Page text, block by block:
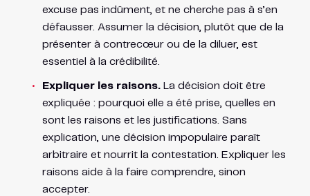
excuse pas indûment, et ne cherche pas à s’en
défausser. Assumer la décision, plutôt que de la
présenter à contrecœur ou de la diluer, est
essentiel à la crédibilité.
Expliquer les raisons.La décision doit être
expliquée : pourquoi elle a été prise, quelles en
sont les raisons et les justifications. Sans
explication, une décision impopulaire paraît
arbitraire et nourrit la contestation. Expliquer les
raisons aide à la faire comprendre, sinon
accepter.